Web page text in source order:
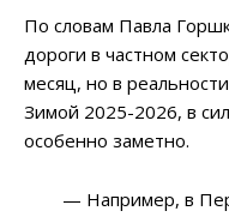
По словам Павла
дороги в частном
месяц, но в
Зимой 2025-2026, в
особенно заметно.
— Например, в